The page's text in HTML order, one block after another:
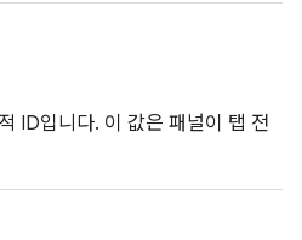
ID입니다. 이 값은 패널이 탭 전